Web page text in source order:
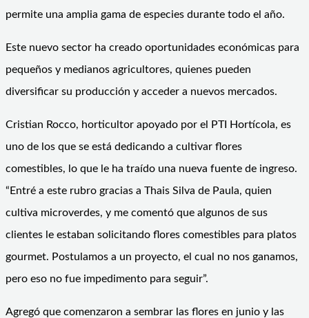
permite una amplia gama de especies durante todo el año.
Este nuevo sector ha creado oportunidades económicas para
pequeños y medianos agricultores, quienes pueden
diversificar su producción y acceder a nuevos mercados.
Cristian Rocco, horticultor apoyado por el PTI Hortícola, es
uno de los que se está dedicando a cultivar flores
comestibles, lo que le ha traído una nueva fuente de ingreso.
“Entré a este rubro gracias a Thais Silva de Paula, quien
cultiva microverdes, y me comentó que algunos de sus
clientes le estaban solicitando flores comestibles para platos
gourmet. Postulamos a un proyecto, el cual no nos ganamos,
pero eso no fue impedimento para seguir”.
Agregó que comenzaron a sembrar las flores en junio y las